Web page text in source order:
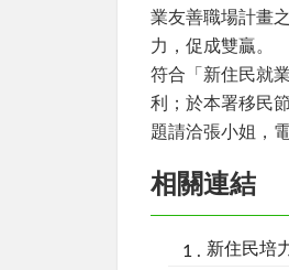
業友善職場計畫
力，促成雙贏。
符合「新住民就
利；於本署移民
題請洽張小姐，
相關連結
新住民培